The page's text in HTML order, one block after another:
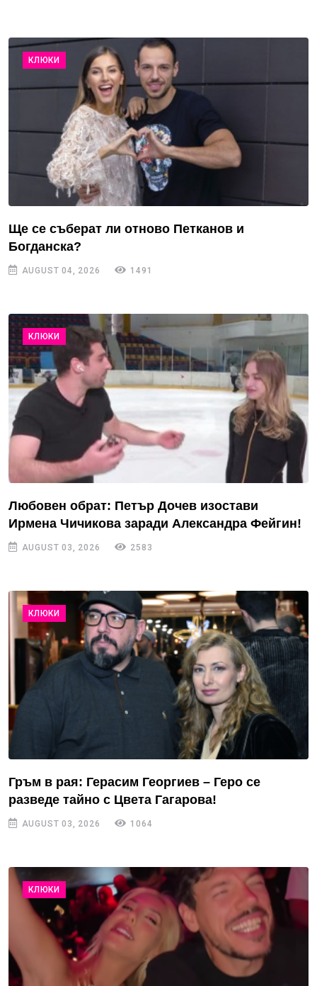
КЛЮКИ
Ще се съберат ли отново Петканов и
Богданска?
AUGUST 04, 2026 1491
КЛЮКИ
Любовен обрат: Петър Дочев изостави
Ирмена Чичикова заради Александра Фейгин!
AUGUST 03, 2026 2583
КЛЮКИ
Гръм в рая: Герасим Георгиев – Геро се
разведе тайно с Цвета Гагарова!
AUGUST 03, 2026 1064
КЛЮКИ